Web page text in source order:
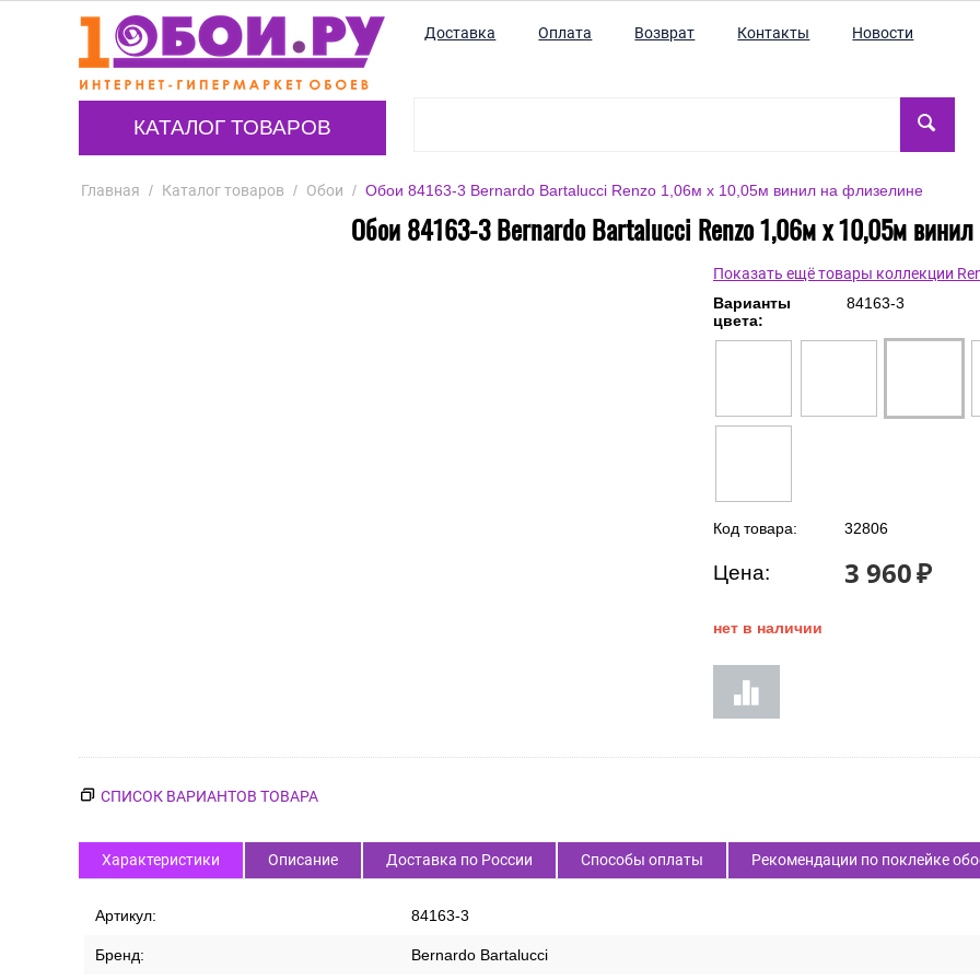
КАТАЛОГ ТОВАРОВ
Доставка Оплата Возврат Контакты Новости
Главная / Каталог товаров / Обои / Обои 84163-3 Bernardo Bartalucci Renzo 1,06м х 10,05м винил на флизелине
Обои 84163-3 Bernardo Bartalucci Renzo 1,06м х 10,05м
Показать ещё товары коллекции
Варианты
цвета:
84163-3
Код товара: 32806
Цена: 3 960₽
нет в наличии
СПИСОК ВАРИАНТОВ ТОВАРА
Характеристики Описание Доставка по России Способы оплаты Рекомендации по поклейке
Артикул: 84163-3
Бренд: Bernardo Bartalucci